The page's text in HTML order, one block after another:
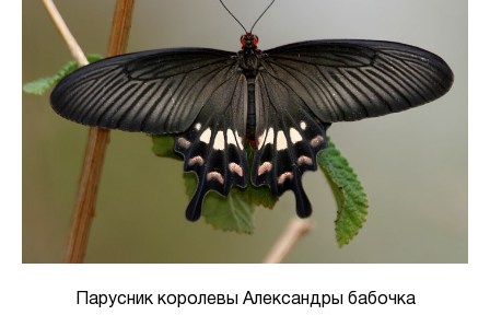
Парусник королевы Александры бабочка